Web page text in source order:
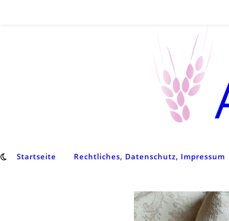
Startseite Rechtliches, Datenschutz, Impressum